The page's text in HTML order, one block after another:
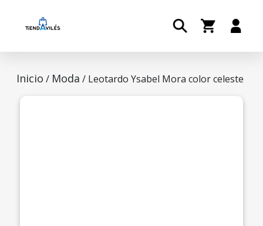
Inicio / Moda / Leotardo Ysabel Mora color celeste